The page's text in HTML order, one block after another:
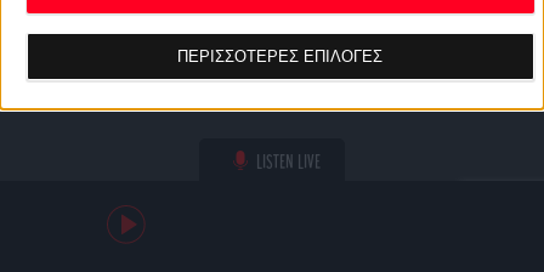
επιστρέφοντας σε αυτόν τον ιστότοπο και κάνοντας κλικ στο
κουμπί "Απορρήτου" στο κάτω μέρος της ιστοσελίδας.
ΠΕΡΙΣΣΟΤΕΡΕΣ ΕΠΙΛΟΓΕΣ
LISTEN LIVE